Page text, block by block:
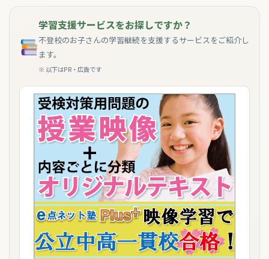
学習支援サービスをお探しですか？
不登校のお子さんの学習継続を支援するサービスをご紹介し
ます。
※ 以下はPR・広告です